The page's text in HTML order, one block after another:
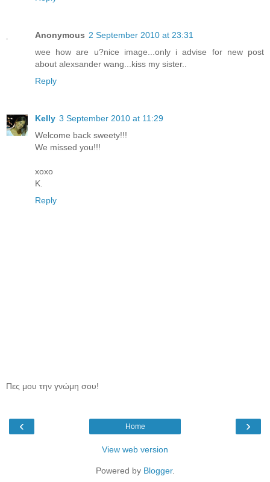
Anonymous 2 September 2010 at 23:31
wee how are u?nice image...only i advise for new post
about alexsander wang...kiss my sister..
Reply
Kelly 3 September 2010 at 11:29
Welcome back sweety!!!
We missed you!!!
xoxo
K.
Reply
Πες μου την γνώμη σου!
‹ ›
Home
View web version
Powered by Blogger.